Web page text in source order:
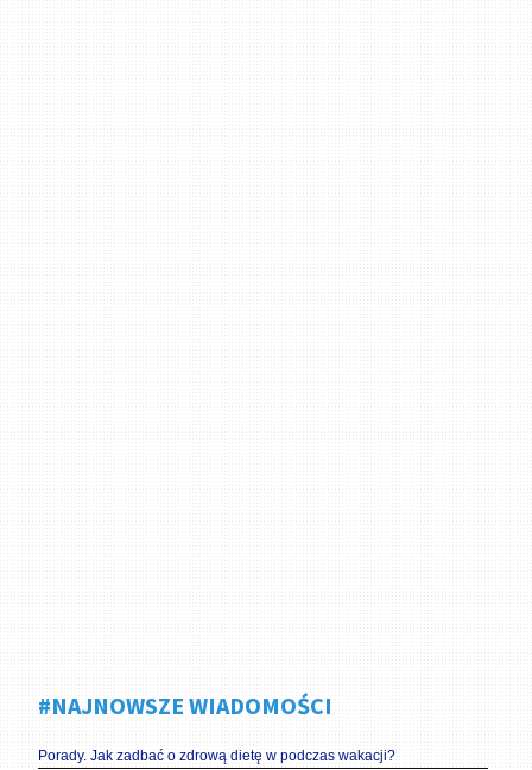
#NAJNOWSZE WIADOMOŚCI
Porady. Jak zadbać o zdrową dietę w podczas wakacji?